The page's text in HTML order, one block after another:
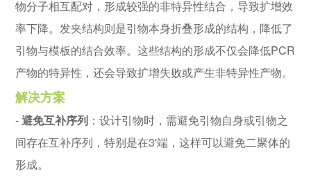
物分子相互配对，形成较强的非特异性结合，导致扩增效
率下降。发夹结构则是引物本身折叠形成的结构，降低了
引物与模板的结合效率。这些结构的形成不仅会降低PCR
产物的特异性，还会导致扩增失败或产生非特异性产物。
解决方案
-避免互补序列 ：设计引物时，需避免引物自身或引物之
间存在互补序列，特别是在3'端，这样可以避免二聚体的
形成。